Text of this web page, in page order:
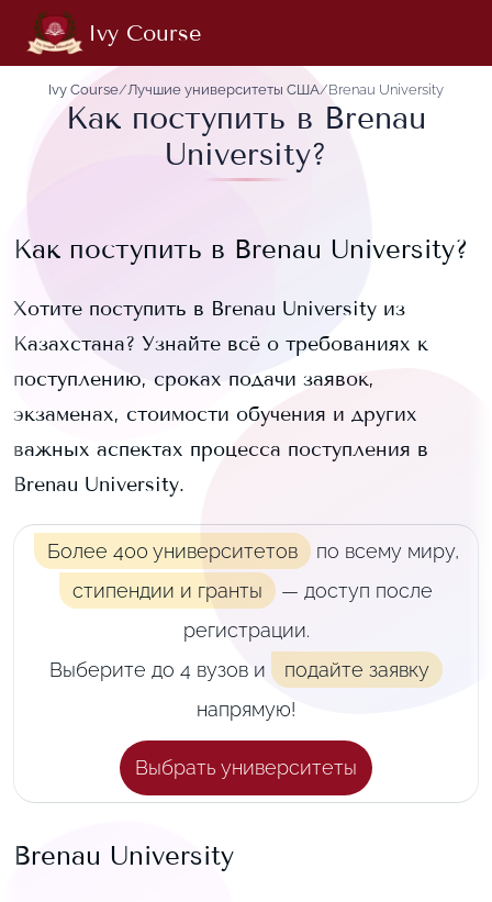
Ivy Course
Ivy Course/Лучшие университеты США/Brenau University
Как поступить в Brenau
University?
Как поступить в Brenau University?
Хотите поступить в Brenau University из
Казахстана? Узнайте всё о требованиях к
поступлению, сроках подачи заявок,
экзаменах, стоимости обучения и других
важных аспектах процесса поступления в
Brenau University.
Более 400 университетов по всему миру,
стипендии и гранты
— доступ после
регистрации.
Выберите до 4 вузов и
подайте заявку
напрямую!
Выбрать университеты
Brenau University